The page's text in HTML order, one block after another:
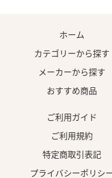
ホーム
カテゴリーから探す
メーカーから探す
おすすめ商品
ご利用ガイド
ご利用規約
特定商取引表記
プライバシーポリシ